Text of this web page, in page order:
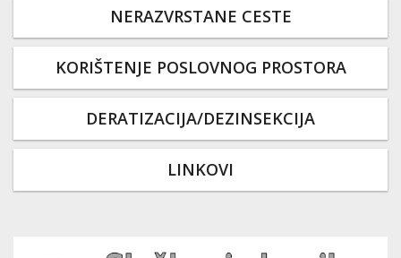
NERAZVRSTANE CESTE
KORIŠTENJE POSLOVNOG PROSTORA
DERATIZACIJA/DEZINSEKCIJA
LINKOVI